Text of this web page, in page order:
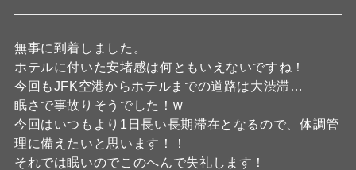
無事に到着しました。
ホテルに付いた安堵感は何ともいえないですね！
今回もJFK空港からホテルまでの道路は大渋滞…
眠さで事故りそうでした！w
今回はいつもより1日長い長期滞在となるので、体調管
理に備えたいと思います！！
それでは眠いのでこのへんで失礼します！